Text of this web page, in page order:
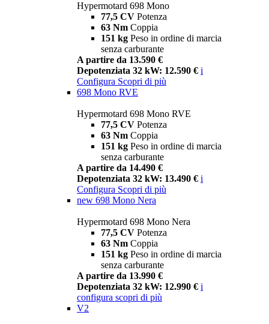
Hypermotard 698 Mono
77,5 CV Potenza
63 Nm Coppia
151 kg Peso in ordine di marcia
senza carburante
A partire da 13.590 €
Depotenziata 32 kW: 12.590 € i
Configura Scopri di più
698 Mono RVE
Hypermotard 698 Mono RVE
77,5 CV Potenza
63 Nm Coppia
151 kg Peso in ordine di marcia
senza carburante
A partire da 14.490 €
Depotenziata 32 kW: 13.490 € i
Configura Scopri di più
new 698 Mono Nera
Hypermotard 698 Mono Nera
77,5 CV Potenza
63 Nm Coppia
151 kg Peso in ordine di marcia
senza carburante
A partire da 13.990 €
Depotenziata 32 kW: 12.990 € i
configura scopri di più
V2